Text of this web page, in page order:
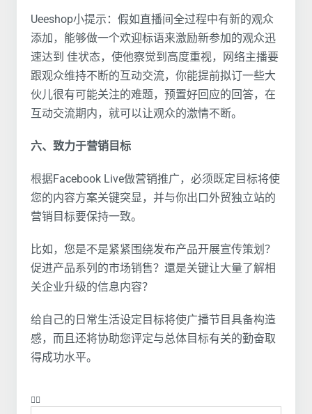
Ueeshop小提示：假如直播间全过程中有新的观众
添加，能够做一个欢迎标语来激励新参加的观众迅
速达到 佳状态，使他察觉到高度重视，网络主播要
跟观众维持不断的互动交流，你能提前拟订一些大
伙儿很有可能关注的难题，预置好回应的回答，在
互动交流期内，就可以让观众的激情不断。
六、致力于营销目标
根据Facebook Live做营销推广，必须既定目标将使
您的内容方案关键突显，并与你出口外贸独立站的
营销目标要保持一致。
比如，您是不是紧紧围绕发布产品开展宣传策划？
促进产品系列的市场销售？還是关键让大量了解相
关企业升级的信息内容？
给自己的日常生活设定目标将使广播节目具备构造
感，而且还将协助您评定与总体目标有关的勤奋取
得成功水平。
❤️‍🔥